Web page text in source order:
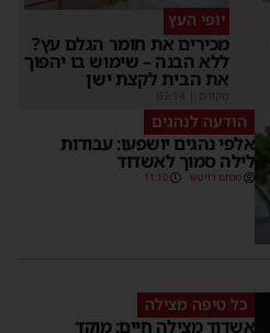
יופי העץ
מכירים את חומר הגלם עץ?
ללא הבנה – שימוש בו יהפוך
את הבית לקצת ישן
הודעה לנהגים
אלפי נהגים יושפעו: עבודות
לילה סמוך לאשדוד
מנחם דויטש 11:10
כל טיפה מצילה
אשדוד מצילה חיים: מוקד